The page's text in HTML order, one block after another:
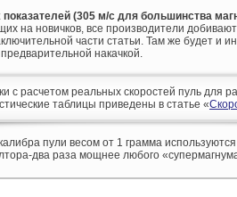
(305 м/с для большинства
на новичков, все производители
части статьи. Там же будет и
накачкой.
с расчетом реальных скоростей пуль для
таблицы приведены в статье «
пули весом от 1 грамма
два раза мощнее любого